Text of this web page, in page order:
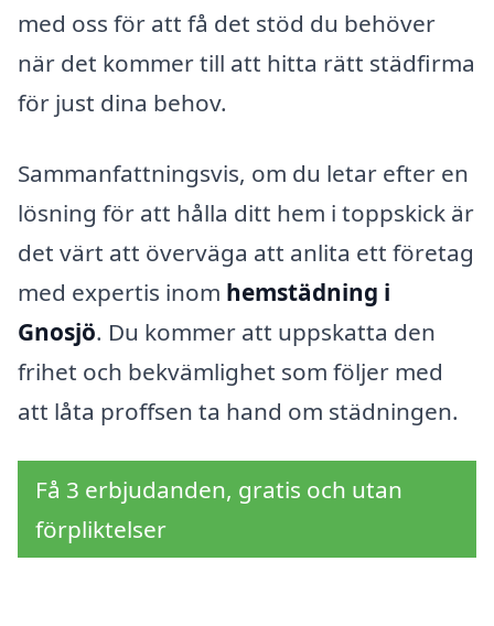
med oss för att få det stöd du behöver
när det kommer till att hitta rätt städfirma
för just dina behov.
Sammanfattningsvis, om du letar efter en
lösning för att hålla ditt hem i toppskick är
det värt att överväga att anlita ett företag
med expertis inom hemstädning i
Gnosjö. Du kommer att uppskatta den
frihet och bekvämlighet som följer med
att låta proffsen ta hand om städningen.
Få 3 erbjudanden, gratis och utan
förpliktelser